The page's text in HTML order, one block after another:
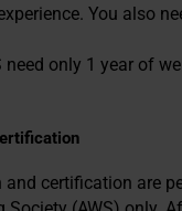
You also
need only 1 year of
certification are